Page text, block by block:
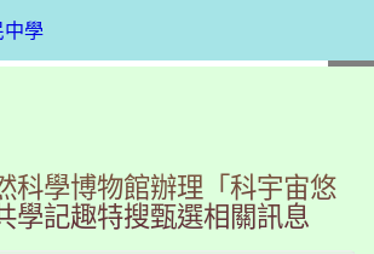
中學
科學博物館辦理「科宇宙悠
學記趣特搜甄選相關訊息